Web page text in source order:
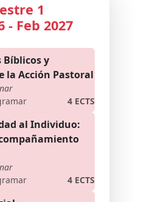
1
- Feb 2027
Bíblicos y
la Acción Pastoral
4 ECTS
al Individuo:
4 ECTS